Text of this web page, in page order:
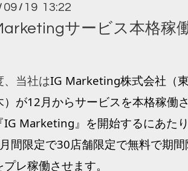
09 / 19 13:22
サービス本格稼
、当社はIG Marketing株式会社（
）が12月からサービスを本格稼働
IG Marketing』を開始するにあた
間限定で30店舗限定で無料で期
プレ稼働させます。